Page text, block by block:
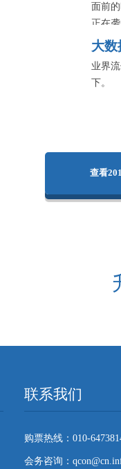
面前
正在
找到
升用
挑战
促销
算法
分享的
大数
业界
下。
查看
联系我们
购票热线：010-
会务咨询：